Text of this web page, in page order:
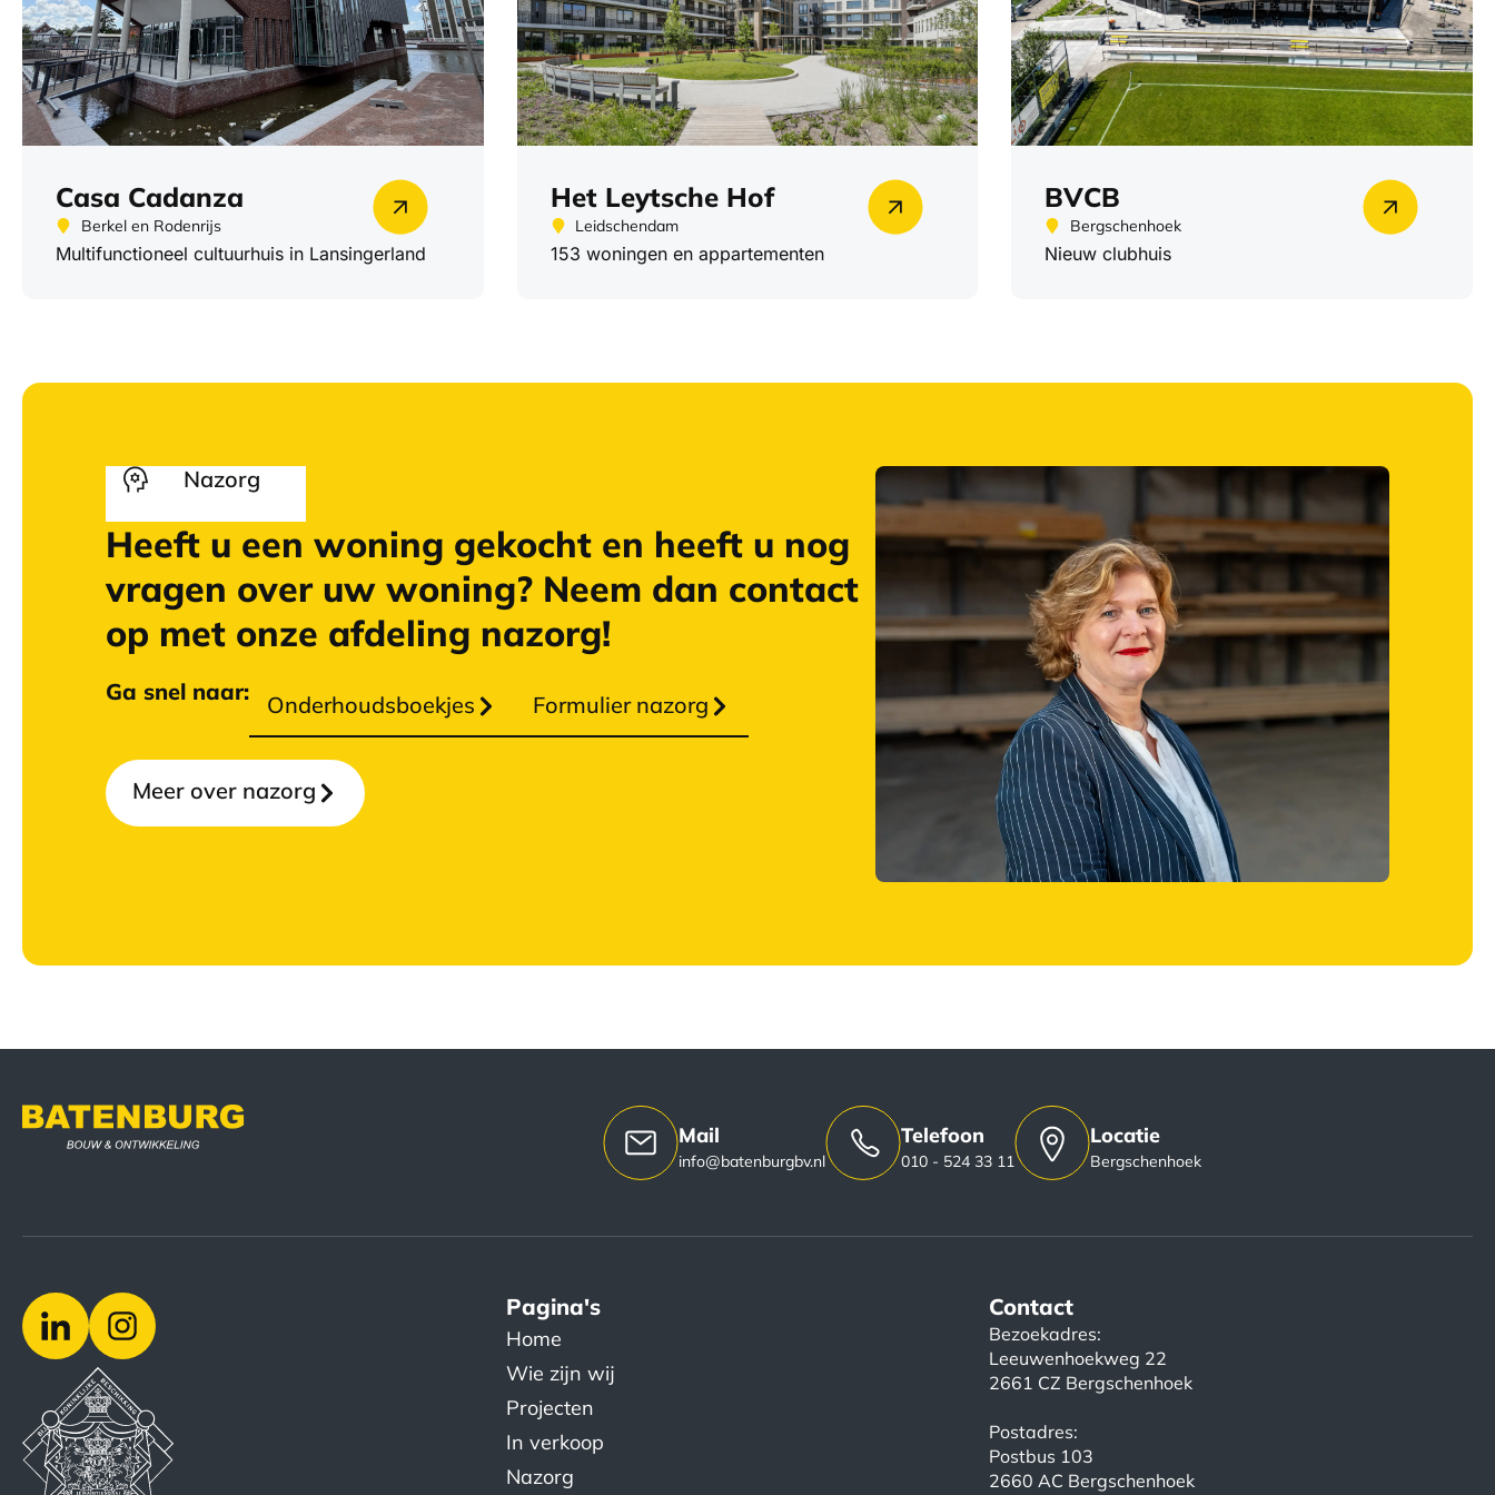
Casa Cadanza
Berkel en Rodenrijs
Multifunctioneel cultuurhuis in Lansingerland
Het Leytsche Hof
Leidschendam
153 woningen en appartementen
BVCB
Bergschenhoek
Nieuw clubhuis
Nazorg
Heeft u een woning gekocht en heeft u nog
vragen over uw woning? Neem dan contact
op met onze afdeling nazorg!
Ga snel naar: Onderhoudsboekjes Formulier nazorg
Meer over nazorg
Mail
info@batenburgbv.nl
Telefoon
010 - 524 33 11
Locatie
Bergschenhoek
Pagina's
Home
Wie zijn wij
Projecten
In verkoop
Nazorg
Contact
Bezoekadres:
Leeuwenhoekweg 22
2661 CZ Bergschenhoek
Postadres:
Postbus 103
2660 AC Bergschenhoek